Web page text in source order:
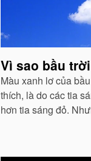
Vì sao bầu
Màu xanh lơ của
thích, là do các tia
hơn tia sáng đỏ.